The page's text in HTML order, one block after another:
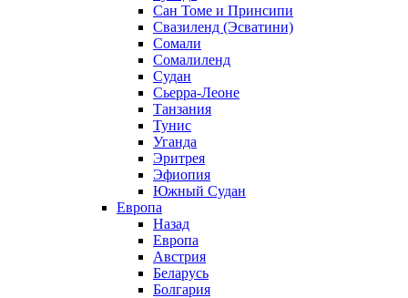
Сан Томе и Принсипи
Свазиленд (Эсватини)
Сомали
Сомалиленд
Судан
Сьерра-Леоне
Танзания
Тунис
Уганда
Эритрея
Эфиопия
Южный Судан
Европа
Назад
Европа
Австрия
Беларусь
Болгария